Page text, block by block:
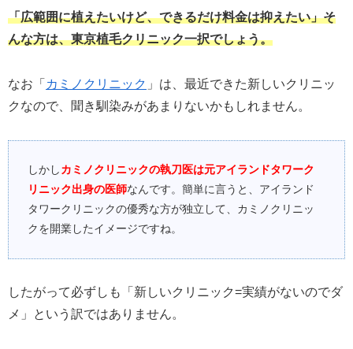
「広範囲に植えたいけど、できるだけ料金は抑えたい」そ
んな方は、東京植毛クリニック一択でしょう。
なお「 カミノクリニック 」は、最近できた新しいクリニッ
クなので、聞き馴染みがあまりないかもしれません。
しかしカミノクリニックの執刀医は元アイランドタワーク
リニック出身の医師なんです。簡単に言うと、アイランド
タワークリニックの優秀な方が独立して、カミノクリニッ
クを開業したイメージですね。
したがって必ずしも「新しいクリニック=実績がないのでダ
メ」という訳ではありません。